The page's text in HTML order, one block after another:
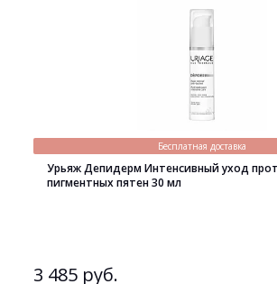
Бесплатная доставка
Урьяж Депидерм Интенсивный уход
пигментных пятен 30 мл
3 485 руб.